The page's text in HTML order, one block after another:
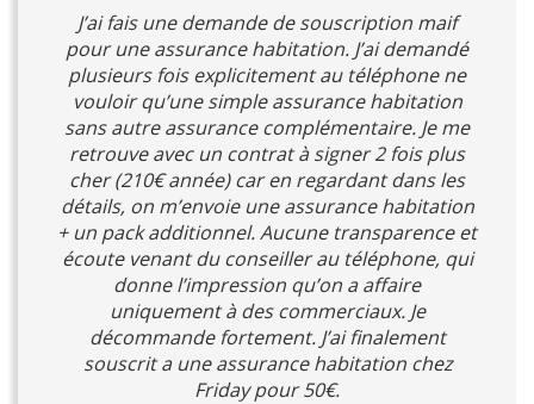
J’ai fais une demande de souscription maif
pour une assurance habitation. J’ai demandé
plusieurs fois explicitement au téléphone ne
vouloir qu’une simple assurance habitation
sans autre assurance complémentaire. Je me
retrouve avec un contrat à signer 2 fois plus
cher (210€ année) car en regardant dans les
détails, on m’envoie une assurance habitation
+ un pack additionnel. Aucune transparence et
écoute venant du conseiller au téléphone, qui
donne l’impression qu’on a affaire
uniquement à des commerciaux. Je
décommande fortement. J’ai finalement
souscrit a une assurance habitation chez
Friday pour 50€.